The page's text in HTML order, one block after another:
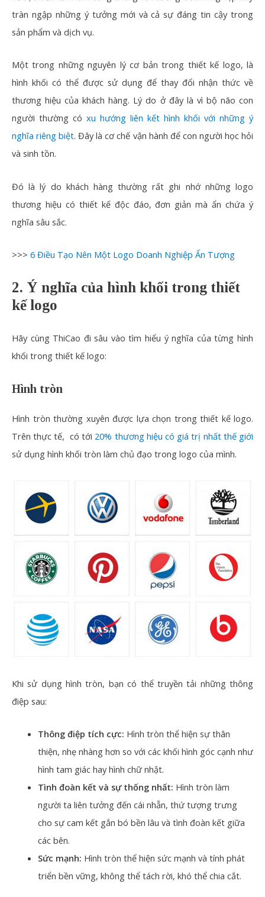
tràn ngập những ý tưởng mới và cả sự đáng tin cậy trong
sản phẩm và dịch vụ.
Một trong những nguyên lý cơ bản trong thiết kế logo, là
hình khối có thể được sử dụng để thay đổi nhận thức về
thương hiệu của khách hàng. Lý do ở đây là vì bộ não con
người thường có xu hướng liên kết hình khối với những ý
nghĩa riêng biệt. Đây là cơ chế vận hành để con người học hỏi
và sinh tồn.
Đó là lý do khách hàng thường rất ghi nhớ những logo
thương hiệu có thiết kế độc đáo, đơn giản mà ẩn chứa ý
nghĩa sâu sắc.
>>> 6 Điều Tạo Nên Một Logo Doanh Nghiệp Ấn Tượng
2. Ý nghĩa của hình khối trong thiết
kế logo
Hãy cùng ThiCao đi sâu vào tìm hiểu ý nghĩa của từng hình
khối trong thiết kế logo:
Hình tròn
Hình tròn thường xuyên được lựa chọn trong thiết kế logo.
Trên thực tế, có tới 20% thương hiệu có giá trị nhất thế giới
sử dụng hình khối tròn làm chủ đạo trong logo của mình.
Khi sử dụng hình tròn, bạn có thể truyền tải những thông
điệp sau:
Thông điệp tích cực: Hình tròn thể hiện sự thân
thiện, nhẹ nhàng hơn so với các khối hình góc cạnh như
hình tam giác hay hình chữ nhật.
Tình đoàn kết và sự thống nhất: Hình tròn làm
người ta liên tưởng đến cái nhẫn, thứ tượng trưng
cho sự cam kết gắn bó bền lâu và tình đoàn kết giữa
các bên.
Sức mạnh: Hình tròn thể hiện sức mạnh và tính phát
triển bền vững, không thể tách rời, khó thể chia cắt.